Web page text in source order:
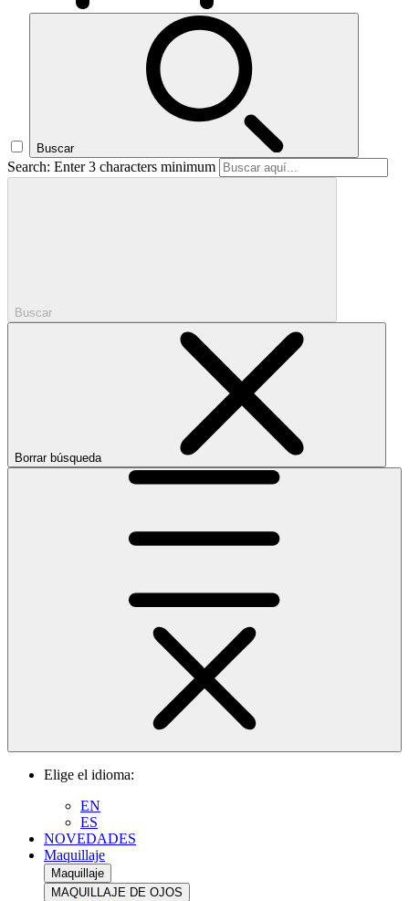
Buscar
Search: Enter 3 characters minimum
Buscar
Borrar búsqueda
Elige el idioma:
EN
ES
NOVEDADES
Maquillaje
Maquillaje
MAQUILLAJE DE OJOS